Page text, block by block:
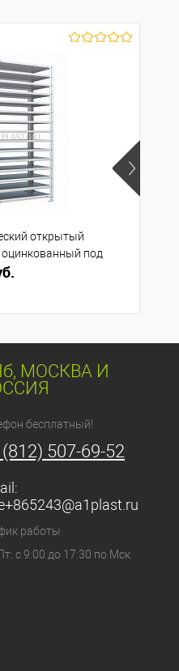
открытый
под
МОСКВА И
бесплатный!
507-69-52
работы
с 9:00 до 17:30 по Мск